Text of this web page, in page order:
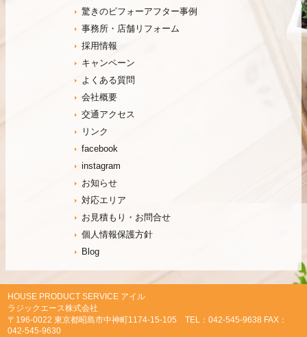
驚きのビフォーアフター事例
事務所・店舗リフォーム
採用情報
キャンペーン
よくある質問
会社概要
交通アクセス
リンク
facebook
instagram
お知らせ
対応エリア
お見積もり・お問合せ
個人情報保護方針
Blog
HOUSE PRODUCT SERVICE アイル
ラジックエース株式会社
〒196-0022 東京都昭島市中神町1174-15-105 TEL：042-545-9638 FAX：
042-545-9630